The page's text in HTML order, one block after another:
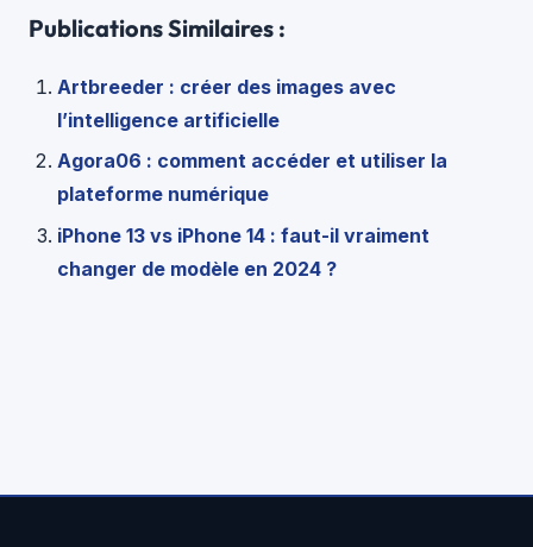
Publications Similaires :
Artbreeder : créer des images avec
l’intelligence artificielle
Agora06 : comment accéder et utiliser la
plateforme numérique
iPhone 13 vs iPhone 14 : faut-il vraiment
changer de modèle en 2024 ?